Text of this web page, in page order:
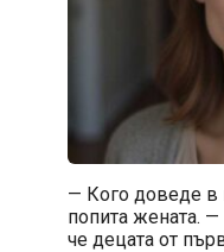
— Кого доведе в
попита жената.
че децата от